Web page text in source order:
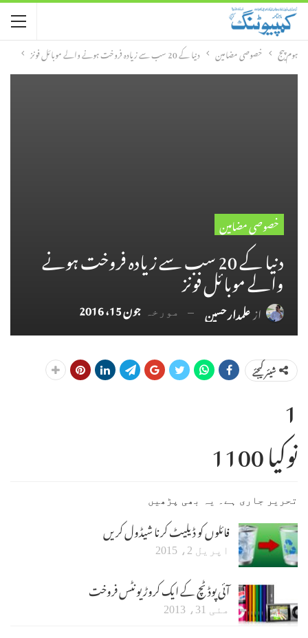
ہوم پیج خصوصی مضامین دنیا کے 20 سب سے زیادہ فروخت ہونے والے موبائل فونز
خصوصی مضامین
دنیا کے 20 سب سے زیادہ فروخت ہونے
والے موبائل فونز
ازعلمدار حسین مورخہ جون 15، 2016
شیئر کیجئے
1
نوکیا 1100
تحریر جاری ہے۔ یہ بھی پڑھیں
فائلوں کو ڈیلیٹ کرنا شیڈول کریں
اپریل 2، 2015
آئی پوڈ ٹچ کے ایک کروڑ یونٹس فروخت
مئی 31، 2013